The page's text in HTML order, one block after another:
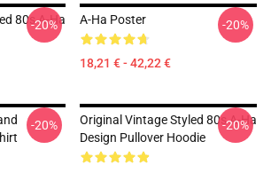
80s A-Ha
-20% A-Ha Poster
18,21 € - 42,22 €
-20%
-20%
Original Vintage Styled 80s A-Ha
Design Pullover Hoodie
-20%